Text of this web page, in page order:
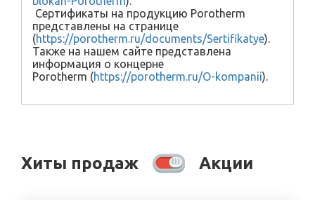
Сертификаты на продукцию Porotherm
представлены на странице
(https://porotherm.ru/documents/Sertifikatye).
Также на нашем сайте представлена
информация о концерне
Porotherm (https://porotherm.ru/O-kompanii).
Хиты продаж Акции